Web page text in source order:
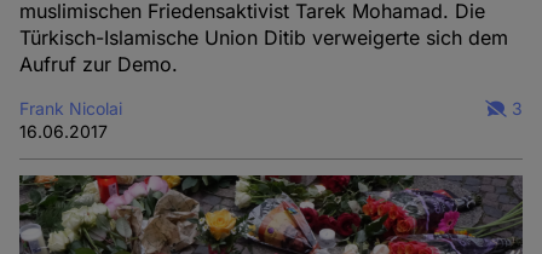
muslimischen Friedensaktivist Tarek Mohamad. Die
Türkisch-Islamische Union Ditib verweigerte sich dem
Aufruf zur Demo.
Frank Nicolai
16.06.2017
3